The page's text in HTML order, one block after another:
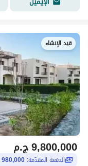
قيد الإنشاء
ج.م9,800,000
الدفعة المقدّمة: 980,000 ج.م